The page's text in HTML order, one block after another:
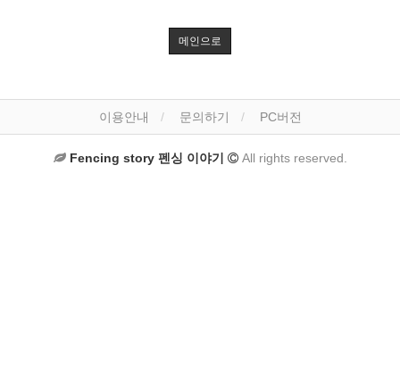
메인으로
이용안내 문의하기 PC버전
Fencing story 펜싱 이야기 All rights reserved.